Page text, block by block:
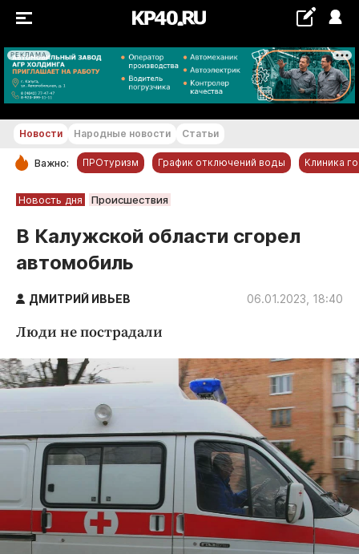
РЕКЛАМА
+16...+17 °С
РУБРИКИ
Новости компаний
Статьи
Народные новости
Благоустройство
Криминал
Недвижимость и ЖКХ
Образование
Общество
Погода
Праздники
Происшествия
Новости Народные новости Статьи
Важно: ПРОтуризм График отключений воды Клиника
Новость дня Происшествия
В Калужской области сгорел
автомобиль
ДМИТРИЙ ИВЬЕВ 06.01.2023, 18:40
Люди не пострадали